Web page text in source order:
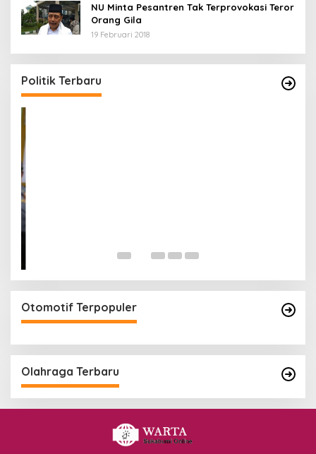
NU Minta Pesantren Tak Terprovokasi Teror
Orang Gila
19 Februari 2018
Politik Terbaru
Mendaftar di PKB
Di Politik | 24 April 2024
Otomotif Terpopuler
Olahraga Terbaru